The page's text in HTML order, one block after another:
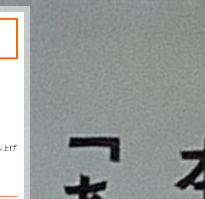
上げ